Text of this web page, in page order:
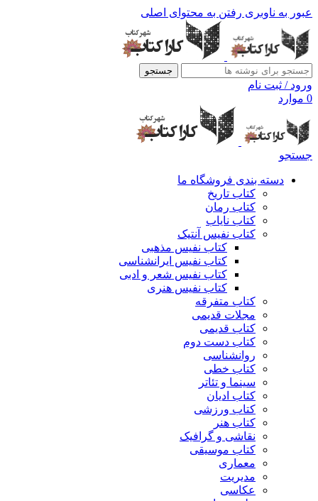
عبور به ناوبری رفتن به محتوای اصلی
جستجو
ورود / ثبت نام
0 موارد
جستجو
دسته بندی فروشگاه ما
کتاب تاریخ
کتاب رمان
کتاب نایاب
کتاب نفیس آنتیک
کتاب نفیس مذهبی
کتاب نفیس ایرانشناسی
کتاب نفیس شعر و ادبی
کتاب نفیس هنری
کتاب متفرقه
مجلات قدیمی
کتاب قدیمی
کتاب دست دوم
روانشناسی
کتاب خطی
سینما و تئاتر
کتاب ادیان
کتاب ورزشی
کتاب هنر
نقاشی و گرافیک
کتاب موسیقی
معماری
مدیریت
عکاسی